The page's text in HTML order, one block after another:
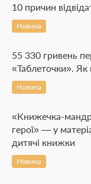
10 причин
Новина
55 330 гривень
«Таблеточки».
Новина
«Книжечка-
герої» — у
дитячі книжки
Новина